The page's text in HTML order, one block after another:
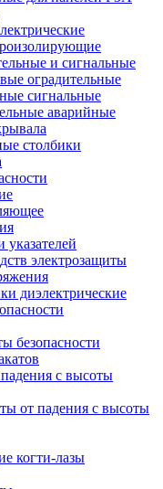
и сигнальные
оградительные
сигнальные
аварийные
столбики
указателей
электрозащиты
диэлектрические
безопасности
с высоты
от падения с высоты
когти-лазы